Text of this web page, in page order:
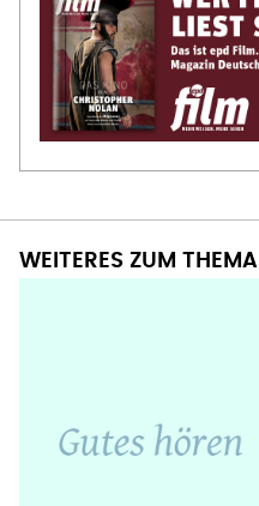
WEITERES ZUM THEMA